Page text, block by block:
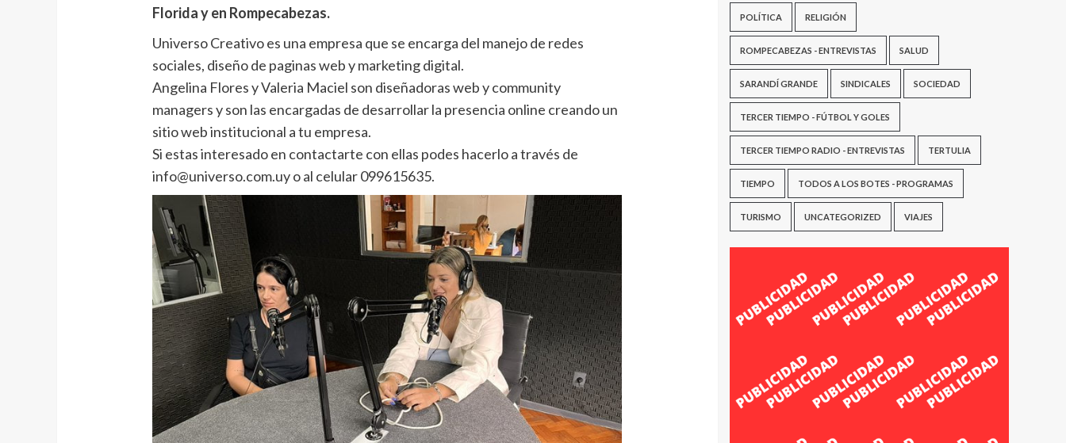
Florida y en Rompecabezas.
Universo Creativo es una empresa que se encarga del manejo de redes
sociales, diseño de paginas web y marketing digital.
Angelina Flores y Valeria Maciel son diseñadoras web y community
managers y son las encargadas de desarrollar la presencia online creando un
sitio web institucional a tu empresa.
Si estas interesado en contactarte con ellas podes hacerlo a través de
info@universo.com.uy o al celular 099615635.
POLÍTICA RELIGIÓN
ROMPECABEZAS - ENTREVISTAS SALUD
SARANDÍ GRANDE SINDICALES SOCIEDAD
TERCER TIEMPO - FÚTBOL Y GOLES
TERCER TIEMPO RADIO - ENTREVISTAS TERTULIA
TIEMPO TODOS A LOS BOTES - PROGRAMAS
TURISMO UNCATEGORIZED VIAJES